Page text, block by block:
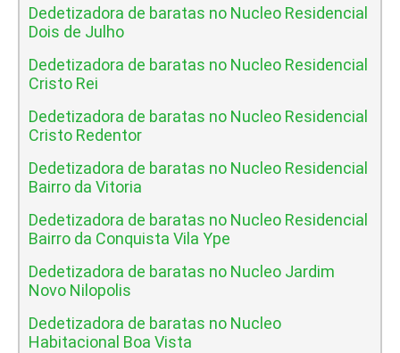
Dedetizadora de baratas no Nucleo Residencial
Dois de Julho
Dedetizadora de baratas no Nucleo Residencial
Cristo Rei
Dedetizadora de baratas no Nucleo Residencial
Cristo Redentor
Dedetizadora de baratas no Nucleo Residencial
Bairro da Vitoria
Dedetizadora de baratas no Nucleo Residencial
Bairro da Conquista Vila Ype
Dedetizadora de baratas no Nucleo Jardim
Novo Nilopolis
Dedetizadora de baratas no Nucleo
Habitacional Boa Vista